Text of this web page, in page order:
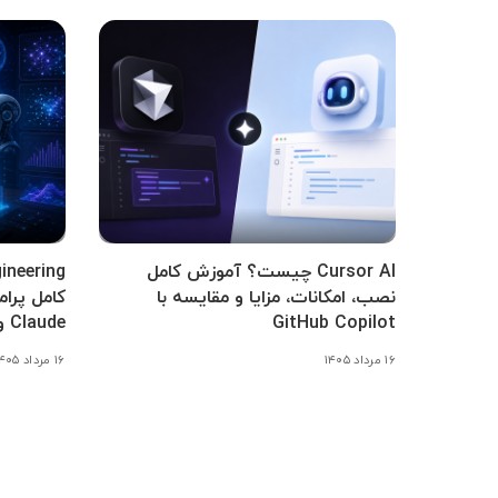
Cursor AI چیست؟ آموزش کامل
نصب، امکانات، مزایا و مقایسه با
GitHub Copilot
۱۶ مرداد ۱۴۰۵
Claude و Gemini
۱۶ مرداد ۱۴۰۵